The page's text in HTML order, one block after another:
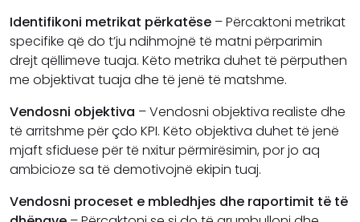
Identifikoni metrikat përkatëse – Përcaktoni metrikat
specifike që do t’ju ndihmojnë të matni përparimin
drejt qëllimeve tuaja. Këto metrika duhet të përputhen
me objektivat tuaja dhe të jenë të matshme.
Vendosni objektiva – Vendosni objektiva realiste dhe
të arritshme për çdo KPI. Këto objektiva duhet të jenë
mjaft sfiduese për të nxitur përmirësimin, por jo aq
ambicioze sa të demotivojnë ekipin tuaj.
Vendosni proceset e mbledhjes dhe raportimit të të